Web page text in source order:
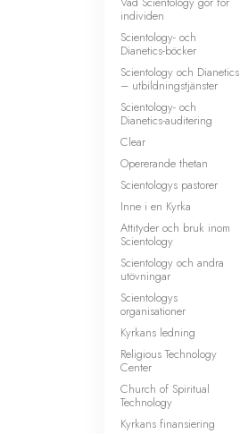
individen
Scientology- och
Dianetics-böcker
Scientology och Dianetics
– utbildningstjänster
Scientology- och
Dianetics-auditering
Clear
Opererande thetan
Scientologys pastorer
Inne i en Kyrka
Attityder och bruk inom
Scientology
Scientology och andra
utövningar
Scientologys
organisationer
Kyrkans ledning
Religious Technology
Center
Church of Spiritual
Technology
Kyrkans finansiering